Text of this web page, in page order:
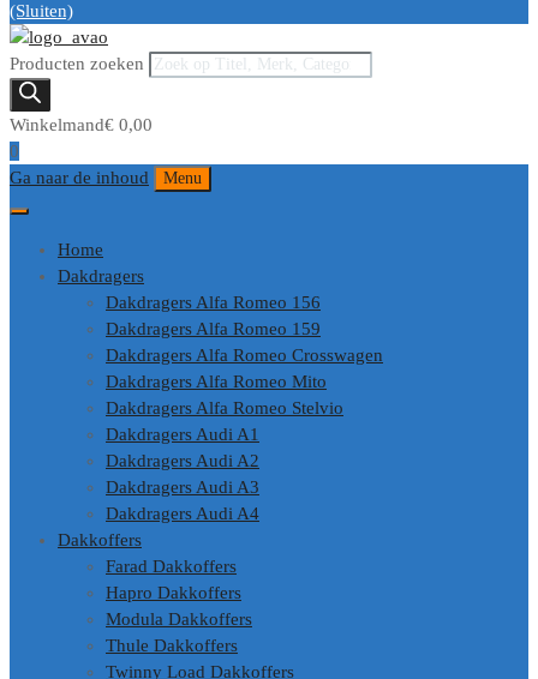
(Sluiten)
Producten zoeken
Winkelmand€ 0,00
0
Ga naar de inhoud
Menu
Home
Dakdragers
Dakdragers Alfa Romeo 156
Dakdragers Alfa Romeo 159
Dakdragers Alfa Romeo Crosswagen
Dakdragers Alfa Romeo Mito
Dakdragers Alfa Romeo Stelvio
Dakdragers Audi A1
Dakdragers Audi A2
Dakdragers Audi A3
Dakdragers Audi A4
Dakkoffers
Farad Dakkoffers
Hapro Dakkoffers
Modula Dakkoffers
Thule Dakkoffers
Twinny Load Dakkoffers